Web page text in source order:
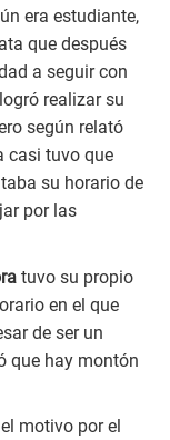
era estudiante,
que después
a seguir con
realizar su
según relató
casi tuvo que
su horario de
por las
tuvo su propio
en el que
de ser un
que hay montón
motivo por el